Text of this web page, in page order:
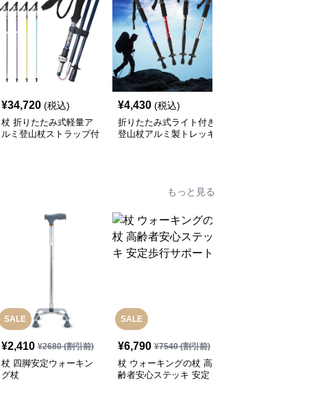
¥34,720 (税込)
杖 折りたたみ式軽量ア
ルミ登山杖ストラップ付
¥4,430 (税込)
折りたたみ式ライト付き
登山杖アルミ製トレッキ
もっと見る
SALE
¥2,410 ¥2680(割引前)
杖 四脚安定ウォーキン
グ杖
SALE
¥6,790 ¥7540(割引前)
杖 ウォーキングの杖 高
齢者安心ステッキ 安定